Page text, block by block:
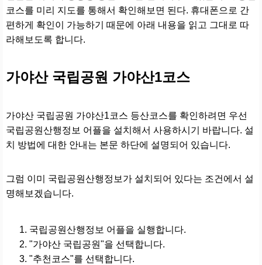
코스를 미리 지도를 통해서 확인해보면 된다. 휴대폰으로 간
편하게 확인이 가능하기 때문에 아래 내용을 읽고 그대로 따
라해보도록 합니다.
가야산 국립공원 가야산1코스
가야산 국립공원 가야산1코스 등산코스를 확인하려면 우선
국립공원산행정보 어플을 설치해서 사용하시기 바랍니다. 설
치 방법에 대한 안내는 본문 하단에 설명되어 있습니다.
그럼 이미 국립공원산행정보가 설치되어 있다는 조건에서 설
명해보겠습니다.
국립공원산행정보 어플을 실행합니다.
"가야산 국립공원"을 선택합니다.
"추천코스"를 선택합니다.